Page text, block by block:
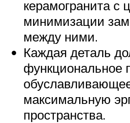
керамогранита с
минимизации
между ними.
Каждая деталь
функциональное
максимальную
пространства.